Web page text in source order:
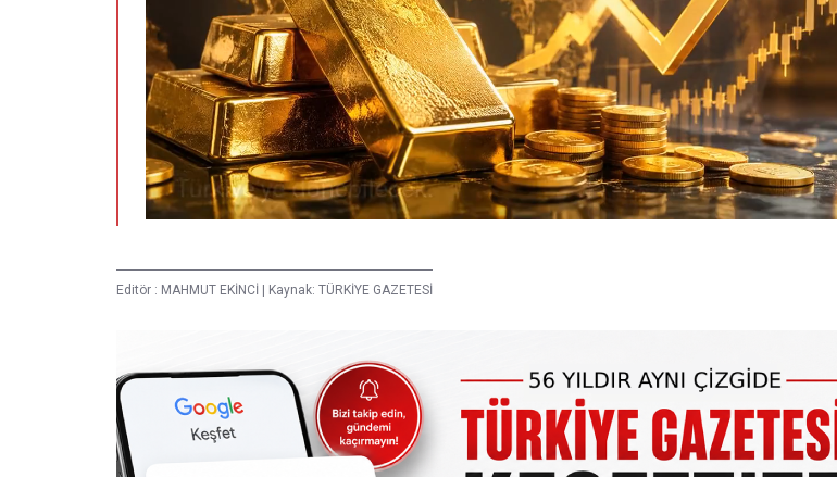
Editör : MAHMUT EKİNCİ | Kaynak: TÜRKİYE GAZETESİ